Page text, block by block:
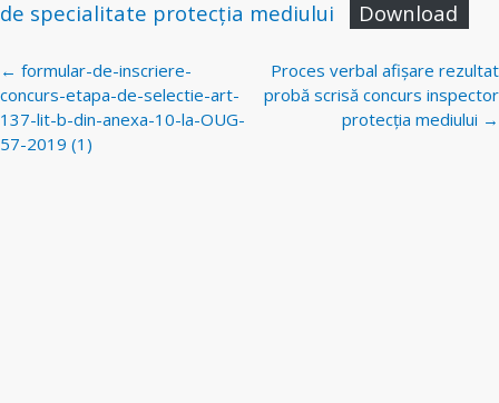
de specialitate protecția mediului
Download
Navigare
postări
← formular-de-inscriere-
concurs-etapa-de-selectie-art-
137-lit-b-din-anexa-10-la-OUG-
57-2019 (1)
Proces verbal afișare rezultat
probă scrisă concurs inspector
protecția mediului →